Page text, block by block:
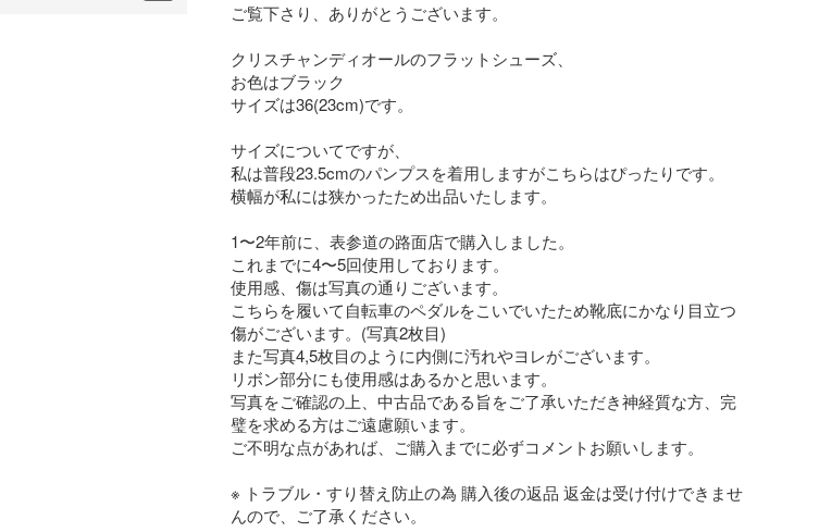
ご覧下さり、ありがとうございます。
クリスチャンディオールのフラットシューズ、
お色はブラック
サイズは36(23cm)です。
サイズについてですが、
私は普段23.5cmのパンプスを着用しますがこちらはぴったりです。
横幅が私には狭かったため出品いたします。
1〜2年前に、表参道の路面店で購入しました。
これまでに4〜5回使用しております。
使用感、傷は写真の通りございます。
こちらを履いて自転車のペダルをこいでいたため靴底にかなり目立つ
傷がございます。(写真2枚目)
また写真4,5枚目のように内側に汚れやヨレがございます。
リボン部分にも使用感はあるかと思います。
写真をご確認の上、中古品である旨をご了承いただき神経質な方、完
璧を求める方はご遠慮願います。
ご不明な点があれば、ご購入までに必ずコメントお願いします。
※ トラブル・すり替え防止の為 購入後の返品 返金は受け付けできませ
んので、ご了承ください。